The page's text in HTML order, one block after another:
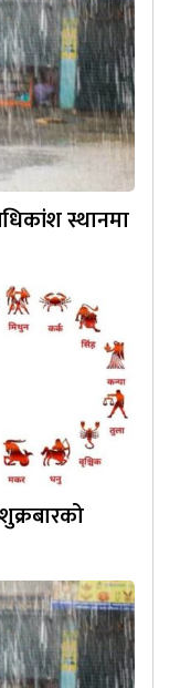
स्थानमा